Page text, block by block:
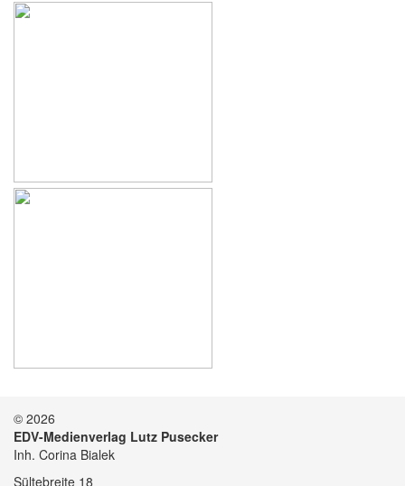
© 2026
EDV-Medienverlag Lutz Pusecker
Inh. Corina Bialek
Sültebreite 18